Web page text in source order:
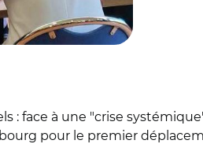
: face à une "crise
pour le premier